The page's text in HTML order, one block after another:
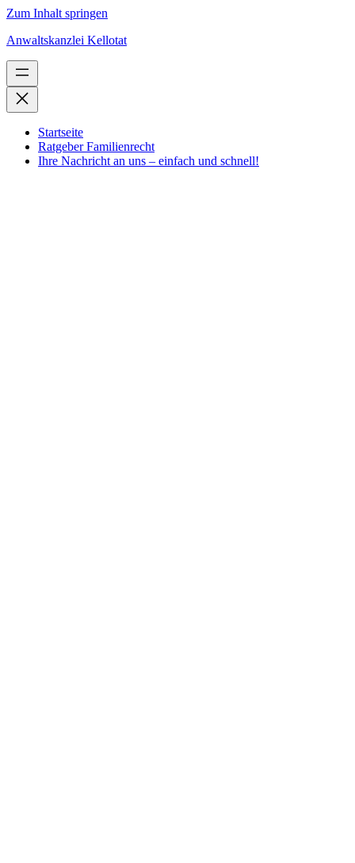
Zum Inhalt springen
Anwaltskanzlei Kellotat
Startseite
Ratgeber Familienrecht
Ihre Nachricht an uns – einfach und schnell!